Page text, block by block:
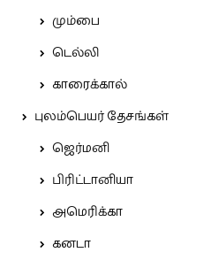
மும்பை
டெல்லி
காரைக்கால்
புலம்பெயர் தேசங்கள்
ஜெர்மனி
பிரிட்டானியா
அமெரிக்கா
கனடா